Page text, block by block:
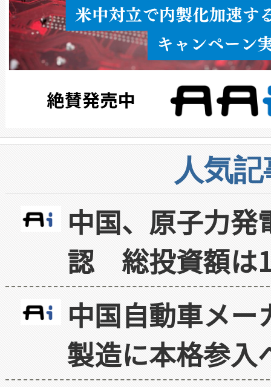
人気
中国、原子力
認 総投資額は
中国自動車メ
製造に本格参入